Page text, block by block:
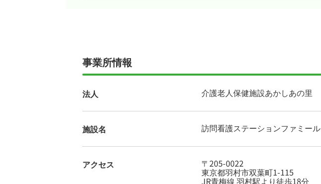
事業所情報
法人 介護老人保健施設あかしあの里
施設名 訪問看護ステーションファミール
アクセス 〒205-0022
東京都羽村市双葉町1-115
JR青梅線 羽村駅より徒歩18分